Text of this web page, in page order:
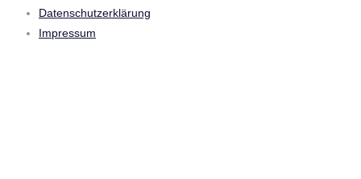
Datenschutzerklärung
Impressum